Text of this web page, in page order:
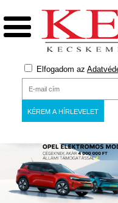
Elfogadom az